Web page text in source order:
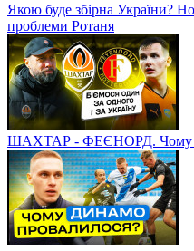
Якою буде збірна України?
проблеми Ротаня
ШАХТАР - ФЕЄНОРД. Чому